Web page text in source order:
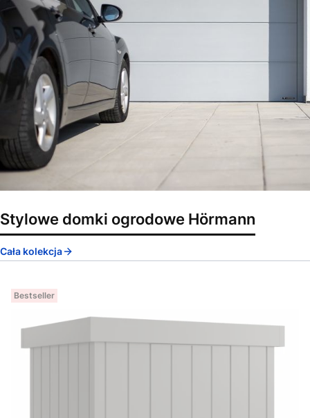
Stylowe domki ogrodowe Hörmann
Cała kolekcja
Bestseller